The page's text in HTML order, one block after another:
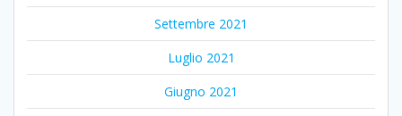
Settembre 2021
Luglio 2021
Giugno 2021